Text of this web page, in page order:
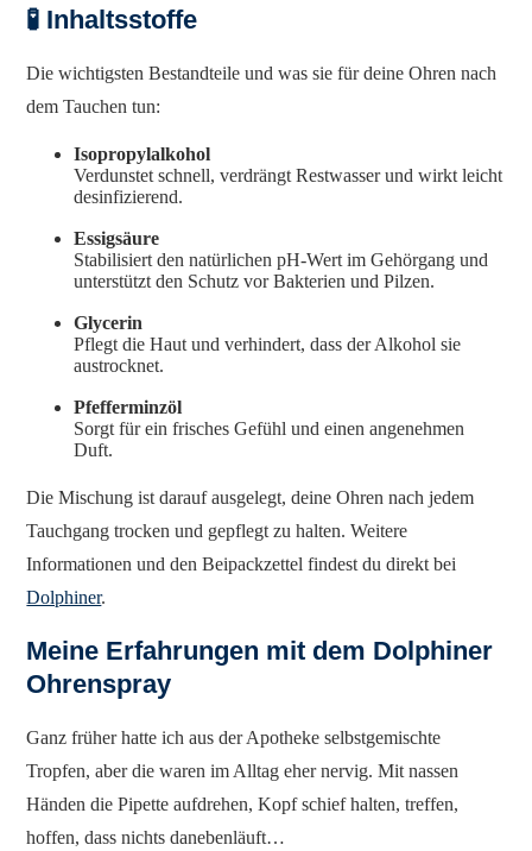
🧪 Inhaltsstoffe
Die wichtigsten Bestandteile und was sie für deine Ohren nach
dem Tauchen tun:
Isopropylalkohol
Verdunstet schnell, verdrängt Restwasser und wirkt leicht
desinfizierend.
Essigsäure
Stabilisiert den natürlichen pH-Wert im Gehörgang und
unterstützt den Schutz vor Bakterien und Pilzen.
Glycerin
Pflegt die Haut und verhindert, dass der Alkohol sie
austrocknet.
Pfefferminzöl
Sorgt für ein frisches Gefühl und einen angenehmen
Duft.
Die Mischung ist darauf ausgelegt, deine Ohren nach jedem
Tauchgang trocken und gepflegt zu halten. Weitere
Informationen und den Beipackzettel findest du direkt bei
Dolphiner.
Meine Erfahrungen mit dem Dolphiner
Ohrenspray
Ganz früher hatte ich aus der Apotheke selbstgemischte
Tropfen, aber die waren im Alltag eher nervig. Mit nassen
Händen die Pipette aufdrehen, Kopf schief halten, treffen,
hoffen, dass nichts danebenläuft…